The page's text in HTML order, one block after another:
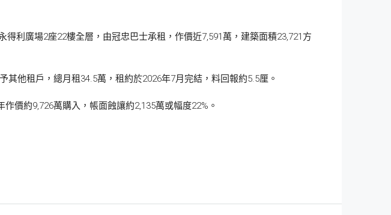
利廣場2座22樓全層，由冠忠巴士承租，作價近7,591萬，建築面積23,721方
他租戶，總月租34.5萬，租約於2026年7月完結，料回報約5.5厘。
價約9,726萬購入，帳面蝕讓約2,135萬或幅度22%。